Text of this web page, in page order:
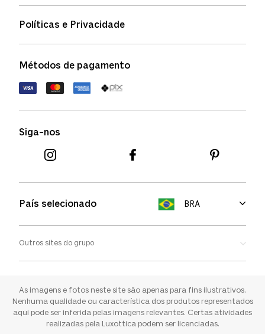
Status de pedidos
Política de garantia
FAQs
Políticas e Privacidade
Política de devolução
Termos de uso
Métodos de pagamento
Siga-nos
País selecionado BRA
Outros sites do grupo
Ray-ban
Sunglass Hut
As imagens e fotos neste site são apenas para fins ilustrativos.
Nenhuma qualidade ou característica dos produtos representados
aqui pode ser inferida pelas imagens relevantes. Certas atividades
realizadas pela Luxottica podem ser licenciadas.